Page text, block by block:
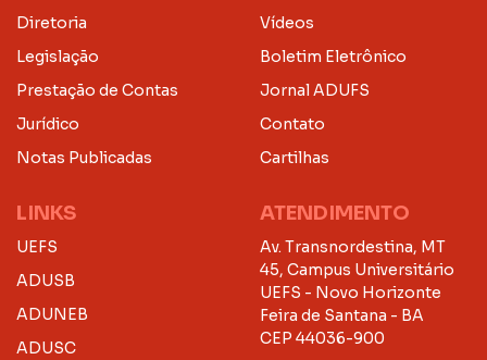
Diretoria
Legislação
Prestação de Contas
Jurídico
Notas Publicadas
Vídeos
Boletim Eletrônico
Jornal ADUFS
Contato
Cartilhas
LINKS
UEFS
ADUSB
ADUNEB
ADUSC
ATENDIMENTO
Av. Transnordestina, MT
45, Campus Universitário
UEFS - Novo Horizonte
Feira de Santana - BA
CEP 44036-900